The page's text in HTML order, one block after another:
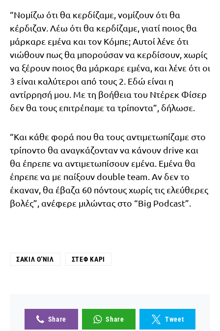
“Νομίζω ότι θα κερδίζαμε, νομίζουν ότι θα
κέρδιζαν. Λέω ότι θα κερδίζαμε, γιατί ποιος θα
μάρκαρε εμένα και τον Κόμπε; Αυτοί λένε ότι
νιώθουν πως θα μπορούσαν να κερδίσουν, χωρίς
να ξέρουν ποιος θα μάρκαρε εμένα, και λένε ότι οι
3 είναι καλύτεροι από τους 2. Εδώ είναι η
αντίρρησή μου. Με τη βοήθεια του Ντέρεκ Φίσερ
δεν θα τους επιτρέπαμε τα τρίποντα”, δήλωσε.
“Και κάθε φορά που θα τους αντιμετωπίζαμε στο
τρίποντο θα αναγκάζονταν να κάνουν drive και
θα έπρεπε να αντιμετωπίσουν εμένα. Εμένα θα
έπρεπε να με παίξουν double team. Αν δεν το
έκαναν, θα έβαζα 60 πόντους χωρίς τις ελεύθερες
βολές”, ανέφερε μιλώντας στο “Big Podcast”.
ΣΑΚΊΛ Ο'ΝΙΛ ΣΤΕΦ ΚΆΡΙ
Share Share Tweet